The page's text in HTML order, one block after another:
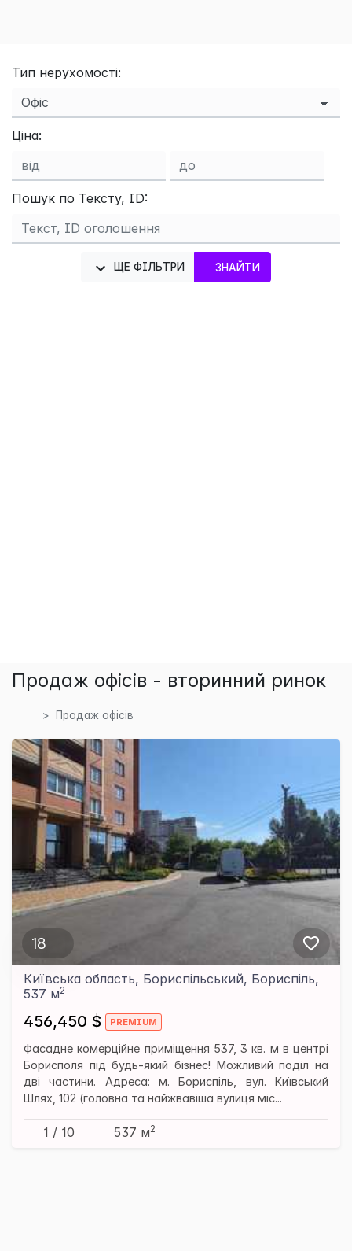
Тип нерухомості:
Ціна:
Пошук по Тексту, ID:
ЩЕ ФІЛЬТРИ ЗНАЙТИ
Продаж офісів - вторинний ринок
Продаж офісів
18
Київська область, Бориспільський, Бориспіль,
537 м2
456,450 $
Фасадне комерційне приміщення 537, 3 кв. м в центрі
Борисполя під будь-який бізнес! Можливий поділ на
дві частини. Адреса: м. Бориспіль, вул. Київський
Шлях, 102 (головна та найжвавіша вулиця міс...
1 / 10 537 м2